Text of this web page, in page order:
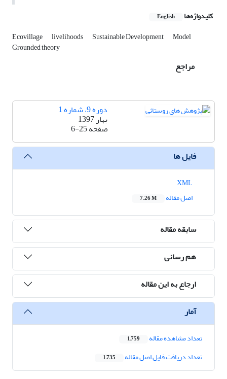
کلیدواژه‌ها English
Ecovillage livelihoods Sustainable Development Model
Grounded theory
مراجع
دوره 9، شماره 1
بهار 1397
صفحه6-25
فایل ها
اصل مقاله
7.26 M
سابقه مقاله
هم رسانی
ارجاع به این مقاله
آمار
تعداد مشاهده مقاله 1,759
تعداد دریافت فایل اصل مقاله 1,735